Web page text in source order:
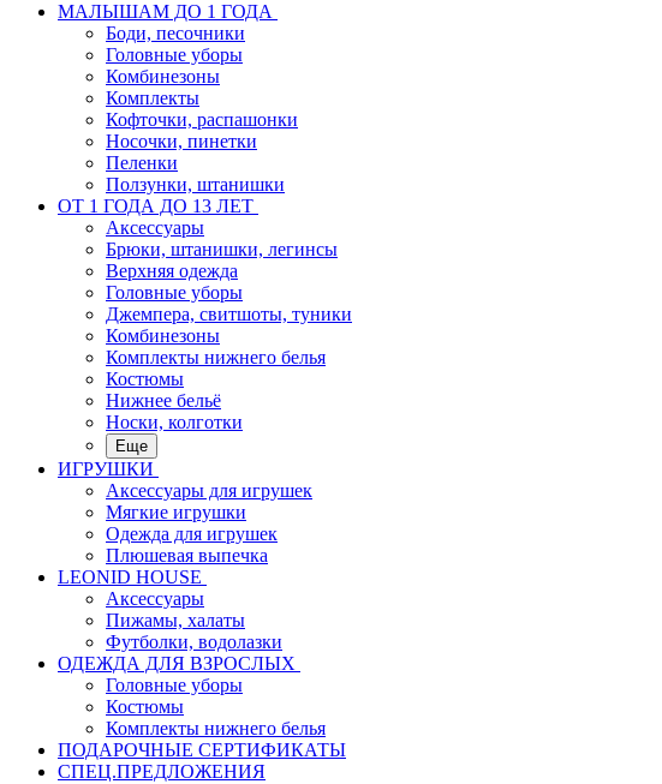
МАЛЫШАМ ДО 1 ГОДА
Боди, песочники
Головные уборы
Комбинезоны
Комплекты
Кофточки, распашонки
Носочки, пинетки
Пеленки
Ползунки, штанишки
ОТ 1 ГОДА ДО 13 ЛЕТ
Аксессуары
Брюки, штанишки, легинсы
Верхняя одежда
Головные уборы
Джемпера, свитшоты, туники
Комбинезоны
Комплекты нижнего белья
Костюмы
Нижнее бельё
Носки, колготки
Еще
ИГРУШКИ
Аксессуары для игрушек
Мягкие игрушки
Одежда для игрушек
Плюшевая выпечка
LEONID HOUSE
Аксессуары
Пижамы, халаты
Футболки, водолазки
ОДЕЖДА ДЛЯ ВЗРОСЛЫХ
Головные уборы
Костюмы
Комплекты нижнего белья
ПОДАРОЧНЫЕ СЕРТИФИКАТЫ
СПЕЦ.ПРЕДЛОЖЕНИЯ